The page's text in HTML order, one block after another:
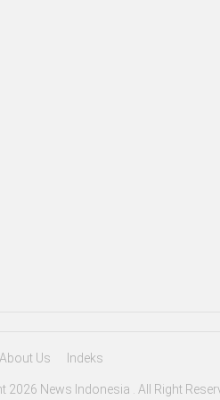
About Us Indeks
2026 News Indonesia . All Right